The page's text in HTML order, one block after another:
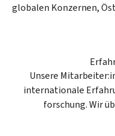
globalen Konzernen,
Unsere
internationale
forschung. Wir